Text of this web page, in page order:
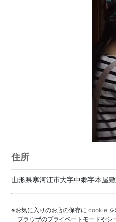
住所
山形県寒河江市大字中郷字本屋
※お気に入りのお店の保存に cookie を
ブラウザのプライベートモードやシ